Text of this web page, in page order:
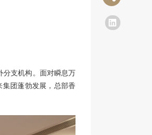
分支机构。面对瞬息万
团蓬勃发展，总部香